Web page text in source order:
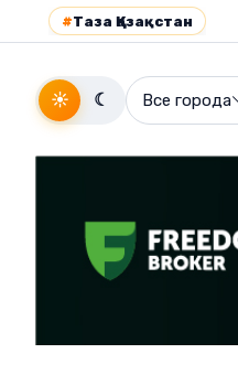
#Таза Қазақстан
☀ ☾ Все города